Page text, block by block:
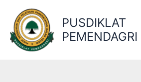
konten
PUSDIKLAT
PEMENDAGRI